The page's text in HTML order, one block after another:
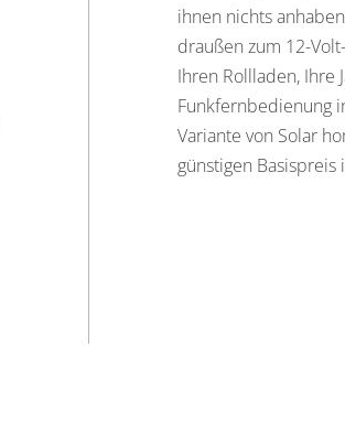
ihnen nichts
draußen zum 12-
Ihren Rollladen, Ihre
Funkfernbedienung
Variante von Solar
günstigen Basispreis